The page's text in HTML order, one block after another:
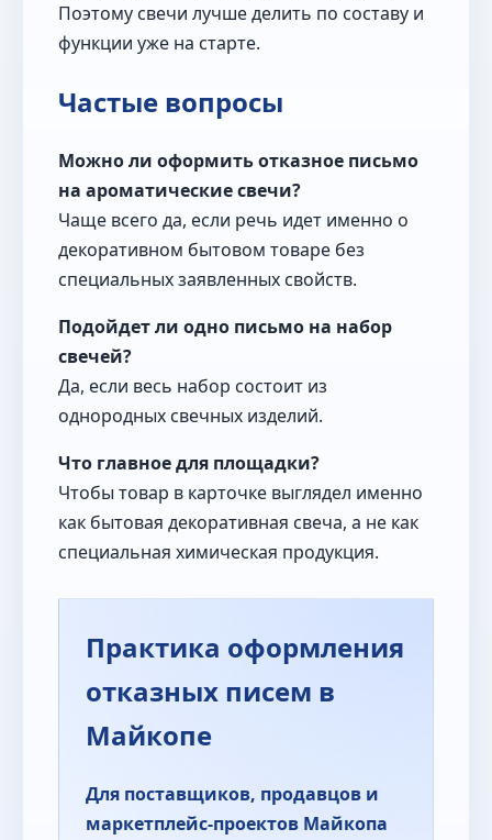
Поэтому свечи лучше делить по составу и
функции уже на старте.
Частые вопросы
Можно ли оформить отказное письмо
на ароматические свечи?
Чаще всего да, если речь идет именно о
декоративном бытовом товаре без
специальных заявленных свойств.
Подойдет ли одно письмо на набор
свечей?
Да, если весь набор состоит из
однородных свечных изделий.
Что главное для площадки?
Чтобы товар в карточке выглядел именно
как бытовая декоративная свеча, а не как
специальная химическая продукция.
Практика оформления
отказных писем в
Майкопе
Для поставщиков, продавцов и
маркетплейс-проектов Майкопа